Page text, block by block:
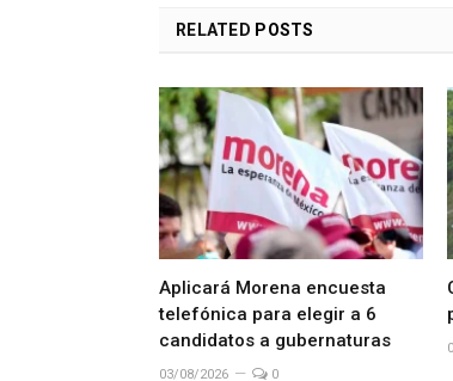
RELATED POSTS
Aplicará Morena encuesta
telefónica para elegir a 6
candidatos a gubernaturas
03/08/2026 0